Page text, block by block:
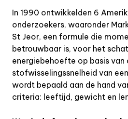
In 1990 ontwikkelden 6
onderzoekers, waaronder
St Jeor, een formule die
betrouwbaar is, voor het
energiebehoefte op basis van
stofwisselingssnelheid van
wordt bepaald aan de hand
criteria: leeftijd, gewicht en